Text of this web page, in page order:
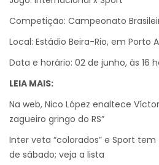
Competição: Campeonato
Local: Estádio Beira-Rio, em Porto
Data e horário: 02 de junho, às 16
LEIA MAIS:
Na web, Nico López enaltece
zagueiro gringo do RS”
Inter veta “colorados” e Sport
de sábado; veja a lista